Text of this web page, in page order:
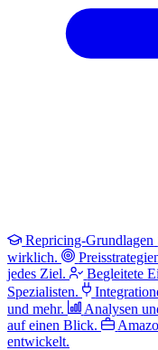
Repricing-Grundlagen
wirklich.
jedes Ziel.
Begleitete
Spezialisten.
und mehr.
Analysen
auf einen Blick.
entwickelt.